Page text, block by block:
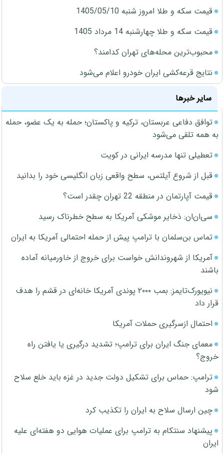
قیمت سکه و طلا امروز شنبه 1405/05/10
قیمت سکه و طلا چهارشنبه 14 مرداد 1405
محبوب‌ترین محله‌های تهران کدامند؟
نتایج قرعه‌کشی ایران خودرو اعلام می‌شود
سایر خبرها
توافق دفاعی عربستان، ترکیه و پاکستان؛ حمله به یک عضو، حمله
به همه تلقی می‌شود
تعطیلی تنها مدرسه ایرانی در کویت
قبل از شروع آیلتس، سطح واقعی زبان انگلیسی خود را بدانید
قیمت آپارتمان در منطقه 22 تهران چقدر است؟
سی‌ان‌ان: ذخایر موشکی آمریکا به سطح خطرناک رسید
تماس بن‌سلمان با ترامپ پیش از حمله احتمالی آمریکا به ایران
آمریکا از شهروندانش خواست برای خروج از خاورمیانه آماده
باشند
نیویورک‌تایمز: بمب ۲۰۰۰ پوندی آمریکا خانه‌ای در قشم را هدف
قرار داد
احتمال ازسرگیری حملات آمریکا
معمای جنگ ایران برای ترامپ؛ تشدید درگیری یا یافتن راه
خروج؟
ترامپ: حماس برای تشکیل دولت جدید در غزه باید خلع سلاح
شود
چین ارسال سلاح به ایران را تکذیب کرد
پیشنهاد سنتکام به ترامپ برای عملیات هوایی دو هفته‌ای علیه
ایران